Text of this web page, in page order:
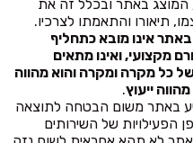
המוצג באתר ובכלל זה את
תיאורו והתאמתו לצרכיו.
אינו מובא כתחליף
מקצועי, ואינו מתאים
כל מקרה ומקרה והוא מהווה
ייעוץ.
באתר משום הבטחה לתוצאה
הפעילויות של השירותים